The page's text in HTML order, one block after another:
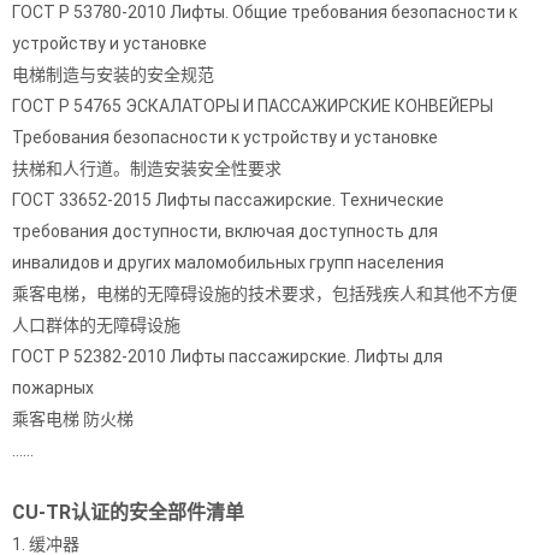
ГОСТ Р 53780-2010 Лифты. Общие требования безопасности к
устройству и установке
电梯制造与安装的安全规范
ГОСТ Р 54765 ЭСКАЛАТОРЫ И ПАССАЖИРСКИЕ КОНВЕЙЕРЫ
Требования безопасности к устройству и установке
扶梯和人行道。制造安装安全性要求
ГОСТ 33652-2015 Лифты пассажирские. Технические
требования доступности, включая доступность для
инвалидов и других маломобильных групп населения
乘客电梯，电梯的无障碍设施的技术要求，包括残疾人和其他不方便
人口群体的无障碍设施
ГОСТ Р 52382-2010 Лифты пассажирские. Лифты для
пожарных
乘客电梯 防火梯
CU-TR认证的安全部件清单
1. 缓冲器